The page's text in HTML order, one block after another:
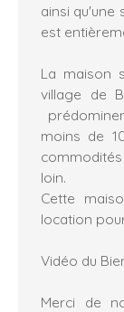
ainsi qu'une
est
La maison
village de
moins de
loin.
Cette
location
Vidéo du
Merci de